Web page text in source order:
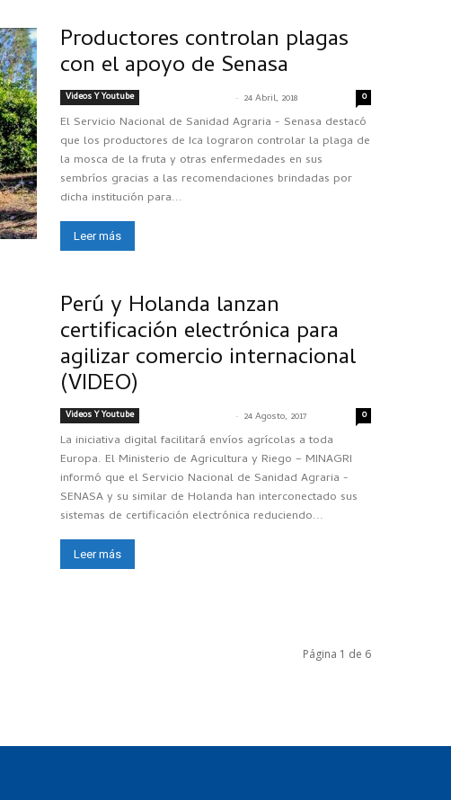
Productores controlan plagas
con el apoyo de Senasa
Videos Y Youtube - 24 Abril, 2018 0
El Servicio Nacional de Sanidad Agraria - Senasa destacó
que los productores de Ica lograron controlar la plaga de
la mosca de la fruta y otras enfermedades en sus
sembríos gracias a las recomendaciones brindadas por
dicha institución para...
Leer más
Perú y Holanda lanzan
certificación electrónica para
agilizar comercio internacional
(VIDEO)
Videos Y Youtube - 24 Agosto, 2017 0
La iniciativa digital facilitará envíos agrícolas a toda
Europa. El Ministerio de Agricultura y Riego – MINAGRI
informó que el Servicio Nacional de Sanidad Agraria -
SENASA y su similar de Holanda han interconectado sus
sistemas de certificación electrónica reduciendo...
Leer más
Página 1 de 6